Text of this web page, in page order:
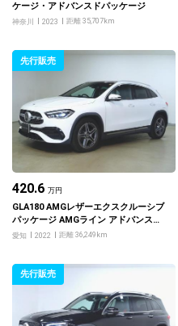
ケージ・アドバンスドパッケージ
神奈川 2023 距離 35,707km
先行販売
420.6 万円
GLA180 AMGレザーエクスクルーシブ
パッケージ AMGライン アドバンスド
パッケージ
愛知 2022 距離 36,249km
先行販売